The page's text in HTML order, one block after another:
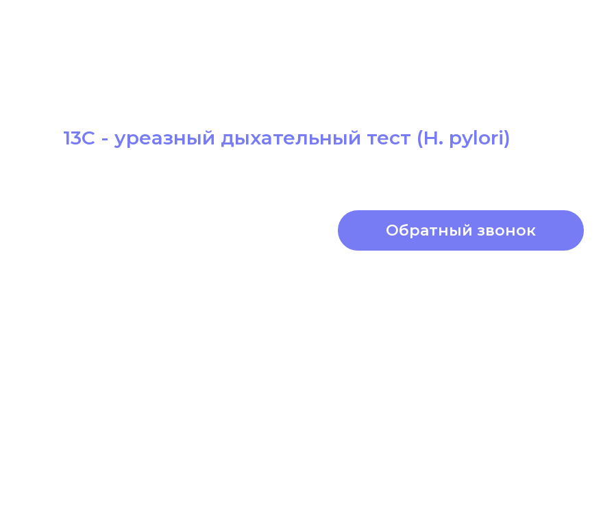
13С - уреазный дыхательный тест (H. pylori)
Обратный звонок